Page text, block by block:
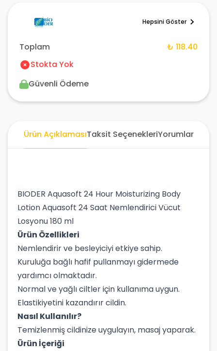
Hepsini Göster
Toplam
₺ 118.40
Stokta Yok
Güvenli Ödeme
Ürün AçıklamasıTaksit SeçenekleriYorumlar
BIODER Aquasoft 24 Hour Moisturizing Body
Lotion Aquasoft 24 Saat Nemlendirici Vücut
Losyonu 180 ml
Ürün Özellikleri
Nemlendirir ve besleyiciyi etkiye sahip.
Kuruluğa bağlı hafif pullanmayı gidermede
yardımcı olmaktadır.
Normal ve yağlı ciltler için kullanıma uygun.
Elastikiyetini kazandırır cildin.
Nasıl Kullanılır?
Temizlenmiş cildinize uygulayın, masaj yaparak.
Ürün İçeriği